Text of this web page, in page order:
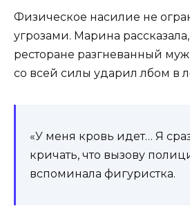
Физическое насилие не
угрозами. Марина
ресторане разгневанный
со всей силы ударил лбом в
«У меня кровь идет… Я
кричать, что вызову
вспоминала фигуристка.